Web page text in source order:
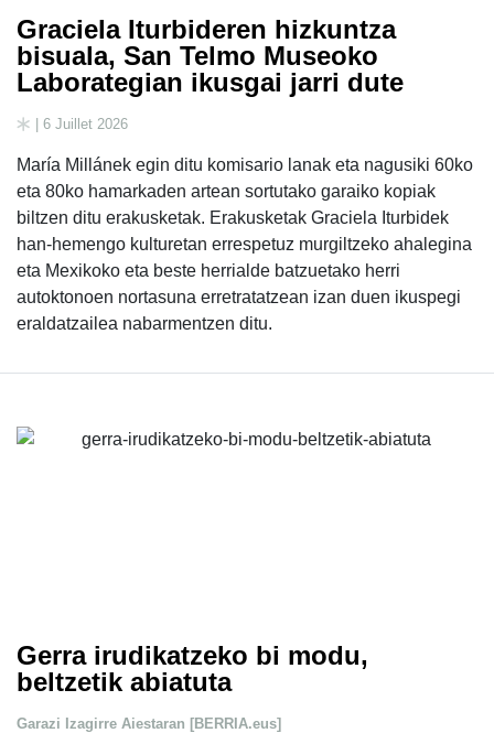
Graciela Iturbideren hizkuntza
bisuala, San Telmo Museoko
Laborategian ikusgai jarri dute
| 6 Juillet 2026
María Millánek egin ditu komisario lanak eta nagusiki 60ko
eta 80ko hamarkaden artean sortutako garaiko kopiak
biltzen ditu erakusketak. Erakusketak Graciela Iturbidek
han-hemengo kulturetan errespetuz murgiltzeko ahalegina
eta Mexikoko eta beste herrialde batzuetako herri
autoktonoen nortasuna erretratatzean izan duen ikuspegi
eraldatzailea nabarmentzen ditu.
Gerra irudikatzeko bi modu,
beltzetik abiatuta
Garazi Izagirre Aiestaran [BERRIA.eus]